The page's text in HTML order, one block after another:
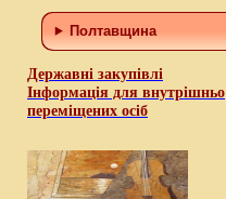
Полтавщина
Державні закупівлі
Інформація для внутрішньо
переміщених осіб